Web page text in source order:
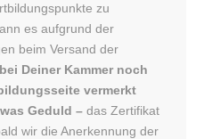
zu
es aufgrund der
beim Versand der
Deiner Kammer noch
vermerkt
Geduld – das Zertifikat
wir die Anerkennung der